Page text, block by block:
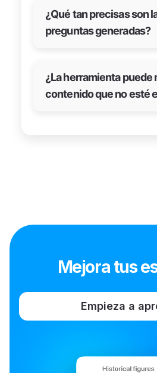
¿Qué tan precisas son
preguntas generadas?
¿La herramienta puede
contenido que no esté
Mejora tus
Empieza a